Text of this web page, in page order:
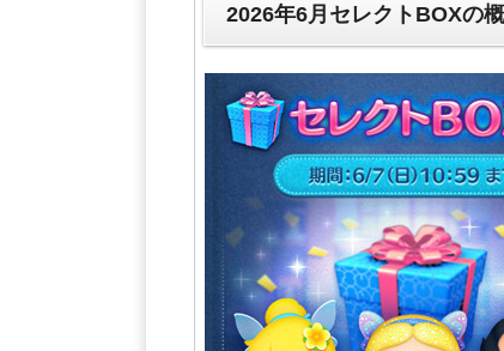
2026年6月セレクトBOXの